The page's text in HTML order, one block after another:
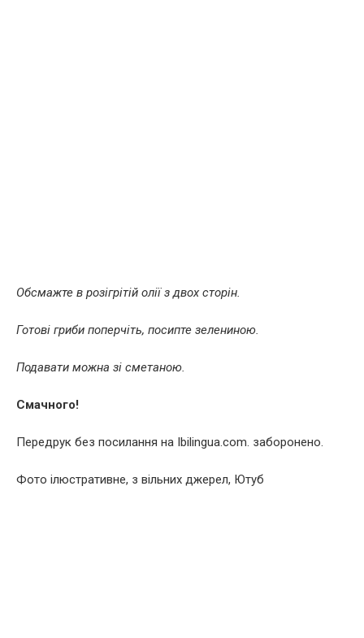
Обсмажте в розігрітій олії з двох сторін.
Готові гриби поперчіть, посипте зелениною.
Подавати можна зі сметаною.
Смачного!
Передрук без посилання на Ibilingua.com. заборонено.
Фото ілюстративне, з вільних джерел, Ютуб